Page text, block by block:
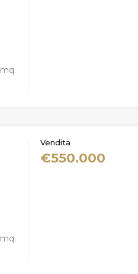
mq.
mq.
Vendita
€550.000